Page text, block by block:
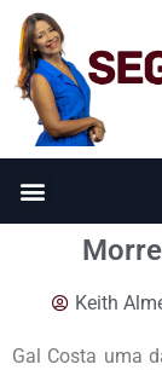
Keith
Gal Costa uma